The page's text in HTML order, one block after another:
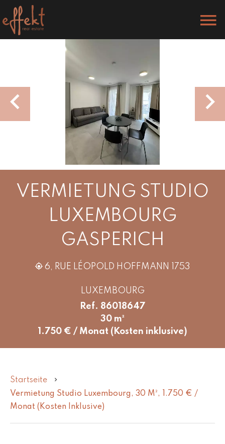
VERMIETUNG STUDIO
LUXEMBOURG
GASPERICH
6, RUE LÉOPOLD HOFFMANN 1753
LUXEMBOURG
Ref. 86018647
30 m²
1.750 € / Monat (Kosten inklusive)
Startseite
Vermietung Studio Luxembourg, 30 M², 1.750 € /
Monat (Kosten Inklusive)